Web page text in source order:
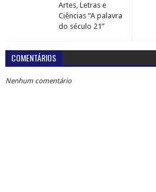
Artes, Letras e
Ciências “A palavra
do século 21”
COMENTÁRIOS
Nenhum comentário